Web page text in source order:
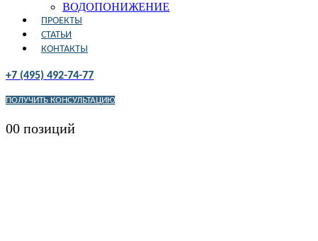
ВОДОПОНИЖЕНИЕ
ПРОЕКТЫ
СТАТЬИ
КОНТАКТЫ
+7 (495) 492-74-77
ПОЛУЧИТЬ КОНСУЛЬТАЦИЮ
00 позиций